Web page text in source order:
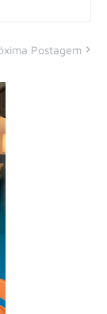
Postagem